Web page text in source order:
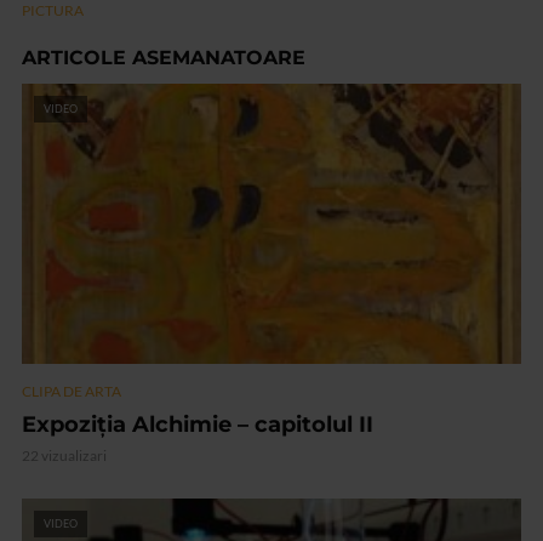
PICTURA
ARTICOLE ASEMANATOARE
VIDEO
CLIPA DE ARTA
Expoziția Alchimie – capitolul II
22 vizualizari
VIDEO